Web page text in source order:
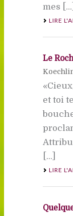
mes [...]
LIRE
Le
et toi
[...]
LIRE